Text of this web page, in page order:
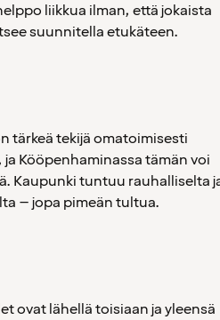
liikkua ilman, että jokaista
suunnitella etukäteen.
tärkeä tekijä omatoimisesti
Kööpenhaminassa tämän voi
Kaupunki tuntuu rauhalliselta
– jopa pimeän tultua.
ovat lähellä toisiaan ja yleensä